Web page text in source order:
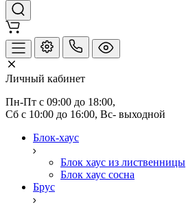
Личный кабинет
Пн-Пт с 09:00 до 18:00,
Сб с 10:00 до 16:00, Вс- выходной
Блок-хаус
Блок хаус из лиственницы
Блок хаус сосна
Брус